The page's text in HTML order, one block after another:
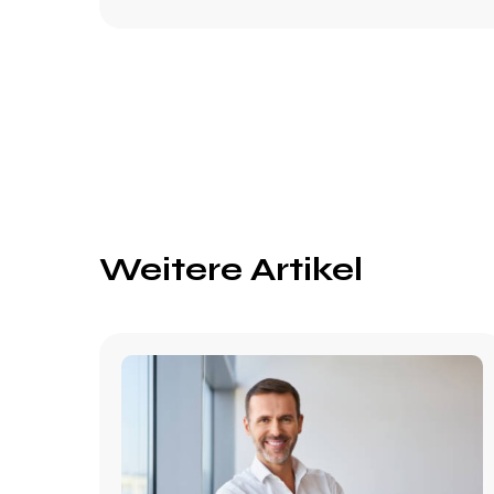
Weitere Artikel